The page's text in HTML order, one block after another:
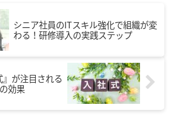
シニア社員のITスキル強化で組織が変
わる！研修導入の実践ステップ
』が注目される
効果